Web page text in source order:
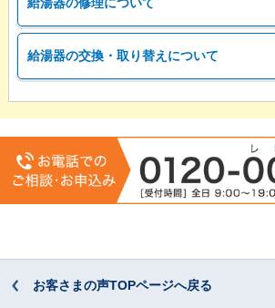
給湯器の修理について
給湯器の交換・取り替えについて
お客さまの声TOPページへ戻る